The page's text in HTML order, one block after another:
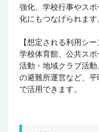
強化、学校行事やス
化にもつなげられます
【想定される利用シー
学校体育館、公共ス
活動・地域クラブ活
の避難所運営など、
で活用できます。